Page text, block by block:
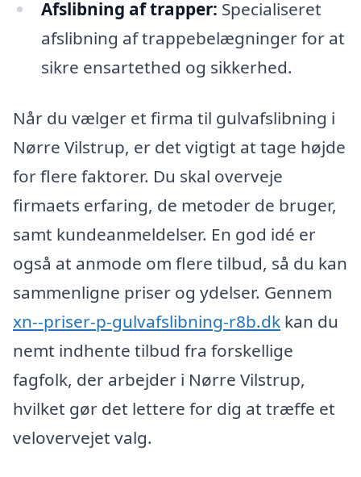
Afslibning af trapper: Specialiseret
afslibning af trappebelægninger for at
sikre ensartethed og sikkerhed.
Når du vælger et firma til gulvafslibning i
Nørre Vilstrup, er det vigtigt at tage højde
for flere faktorer. Du skal overveje
firmaets erfaring, de metoder de bruger,
samt kundeanmeldelser. En god idé er
også at anmode om flere tilbud, så du kan
sammenligne priser og ydelser. Gennem
xn--priser-p-gulvafslibning-r8b.dk kan du
nemt indhente tilbud fra forskellige
fagfolk, der arbejder i Nørre Vilstrup,
hvilket gør det lettere for dig at træffe et
velovervejet valg.